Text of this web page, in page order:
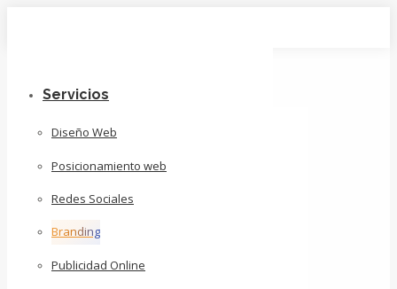
Servicios
Diseño Web
Posicionamiento web
Redes Sociales
Branding
Publicidad Online